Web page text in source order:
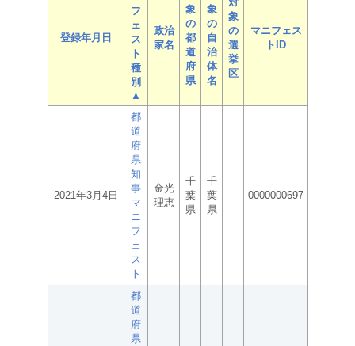
登録年月日
フ
ェ
ス
ト
種
別
▲
政治
家名
象
の
都
道
府
県
象
の
自
治
体
名
象
の
選
挙
区
マニフェス
トID
2021年3月4日
都
道
府
県
知
事
マ
ニ
フ
ェ
ス
ト
金光
理恵
千
葉
県
千
葉
県
0000000697
都
道
府
県